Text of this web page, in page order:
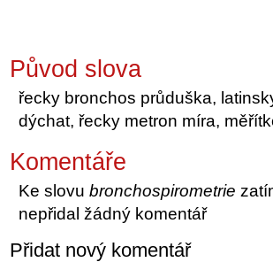
Původ slova
řecky bronchos průduška,
dýchat, řecky metron míra,
Komentáře
Ke slovubronchospirometrie
nepřidal žádný komentář
Přidat nový komentář